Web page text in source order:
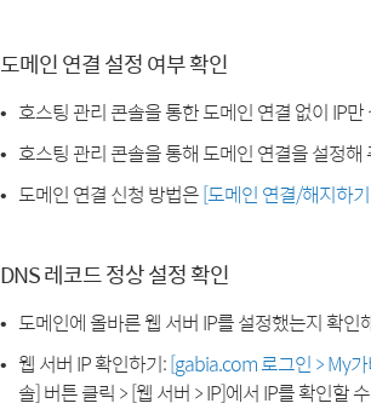
도메인 연결 설정 여부 확인
호스팅 관리 콘솔을 통한 도메인 연결 없이 IP
호스팅 관리 콘솔을 통해 도메인 연결을 설정해
도메인 연결 신청 방법은[도메인 연결/해지하
DNS 레코드 정상 설정 확인
도메인에 올바른 웹 서버 IP를 설정했는지 확인
웹 서버 IP 확인하기:[gabia.com 로그인 > My
솔] 버튼 클릭 > [웹 서버 > IP]에서 IP를 확인할